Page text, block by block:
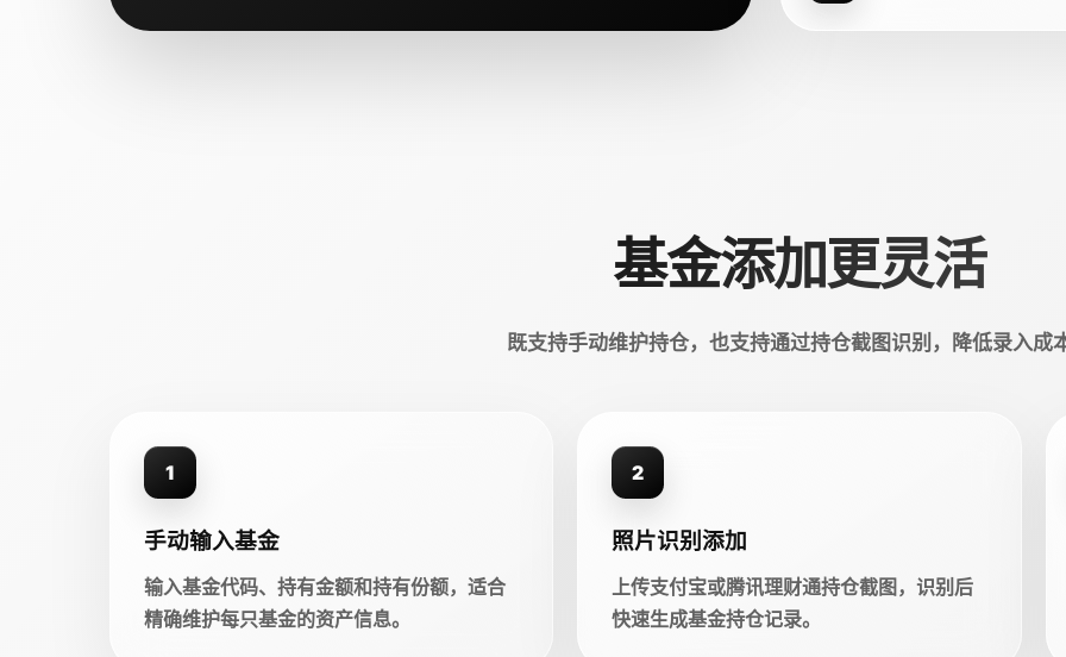
基金添加更灵活
既支持手动维护持仓，也支持通过持仓截图识别，降低录入成
1
手动输入基金
输入基金代码、持有金额和持有份额，适合
精确维护每只基金的资产信息。
2
照片识别添加
上传支付宝或腾讯理财通持仓截图，识别后
快速生成基金持仓记录。